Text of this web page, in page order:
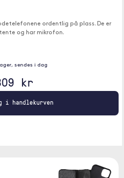
ordentlig på plass. De er
og har mikrofon.
sendes i dag
kr
i handlekurven